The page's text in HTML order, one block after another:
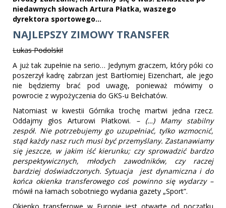
niedawnych słowach Artura Płatka, waszego
dyrektora sportowego...
NAJLEPSZY ZIMOWY TRANSFER
Lukas Podolski!
A już tak zupełnie na serio… Jedynym graczem, który póki co
poszerzył kadrę zabrzan jest Bartłomiej Eizenchart, ale jego
nie będziemy brać pod uwagę, ponieważ mówimy o
powrocie z wypożyczenia do GKS-u Bełchatów.
Natomiast w kwestii Górnika trochę martwi jedna rzecz.
Oddajmy głos Arturowi Płatkowi. – (…) Mamy stabilny
zespół. Nie potrzebujemy go uzupełniać, tylko wzmocnić,
stąd każdy nasz ruch musi być przemyślany. Zastanawiamy
się jeszcze, w jakim iść kierunku; czy sprowadzić bardzo
perspektywicznych, młodych zawodników, czy raczej
bardziej doświadczonych. Sytuacja jest dynamiczna i do
końca okienka transferowego coś powinno się wydarzy –
mówił na łamach sobotniego wydania gazety „Sport”.